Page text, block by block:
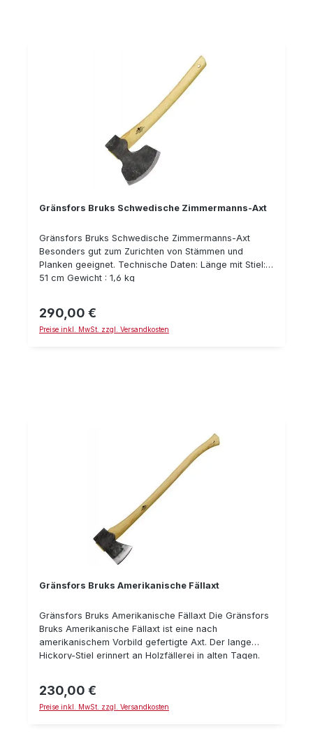
Gränsfors Bruks Schwedische Zimmermanns-Axt
Gränsfors Bruks Schwedische Zimmermanns-Axt
Besonders gut zum Zurichten von Stämmen und
Planken geeignet. Technische Daten: Länge mit Stiel:
51 cm Gewicht : 1,6 kg
Regulärer Preis:
290,00 €
Preise inkl. MwSt. zzgl. Versandkosten
Gränsfors Bruks Amerikanische Fällaxt
Gränsfors Bruks Amerikanische Fällaxt Die Gränsfors
Bruks Amerikanische Fällaxt ist eine nach
amerikanischem Vorbild gefertigte Axt. Der lange
Hickory-Stiel erinnert an Holzfällerei in alten Tagen.
Regulärer Preis:
230,00 €
Preise inkl. MwSt. zzgl. Versandkosten